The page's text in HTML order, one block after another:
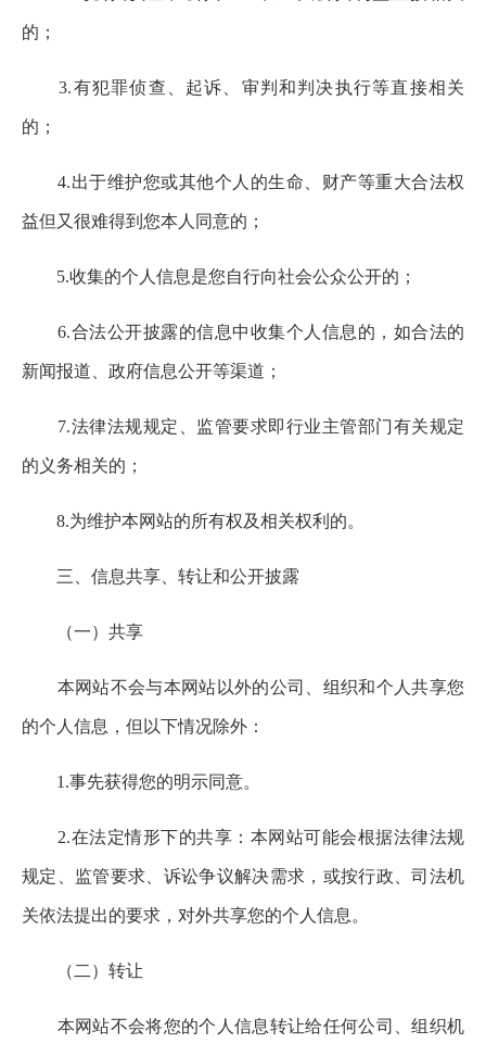
的；
3.有犯罪侦查、起诉、审判和判决执行等直接相关
的；
4.出于维护您或其他个人的生命、财产等重大合法权
益但又很难得到您本人同意的；
5.收集的个人信息是您自行向社会公众公开的；
6.合法公开披露的信息中收集个人信息的，如合法的
新闻报道、政府信息公开等渠道；
7.法律法规规定、监管要求即行业主管部门有关规定
的义务相关的；
8.为维护本网站的所有权及相关权利的。
三、信息共享、转让和公开披露
（一）共享
本网站不会与本网站以外的公司、组织和个人共享您
的个人信息，但以下情况除外：
1.事先获得您的明示同意。
2.在法定情形下的共享：本网站可能会根据法律法规
规定、监管要求、诉讼争议解决需求，或按行政、司法机
关依法提出的要求，对外共享您的个人信息。
（二）转让
本网站不会将您的个人信息转让给任何公司、组织机